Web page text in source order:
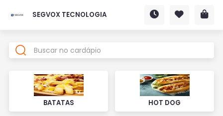
SEGVOX TECNOLOGIA
BATATAS HOT DOG